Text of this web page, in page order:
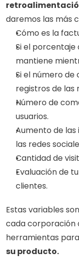
daremos las más
Cómo es la
Si el
mantiene
Si el número de
registros de las
Número de
usuarios.
Aumento de
las redes
Cantidad de
Evaluación de
clientes.
Estas variables
cada corporación
herramientas para
su producto.